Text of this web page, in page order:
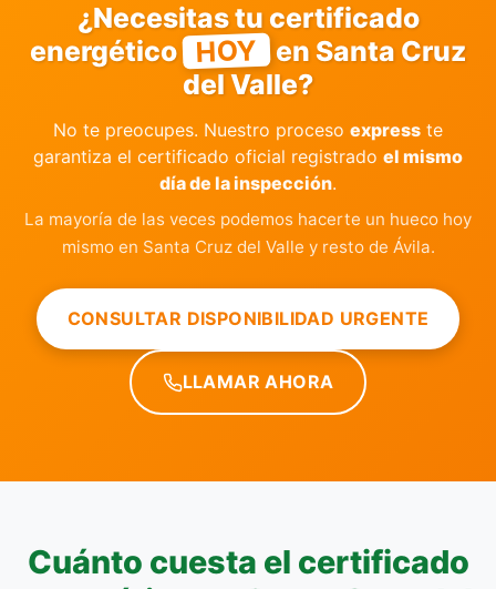
¿Necesitas tu certificado
energético HOY en Santa Cruz
del Valle?
No te preocupes. Nuestro proceso express te
garantiza el certificado oficial registrado el mismo
día de la inspección.
La mayoría de las veces podemos hacerte un hueco hoy
mismo en Santa Cruz del Valle y resto de Ávila.
CONSULTAR DISPONIBILIDAD URGENTE
LLAMAR AHORA
Cuánto cuesta el certificado